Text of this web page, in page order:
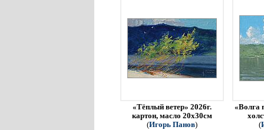
«Тёплый ветер» 2026г.
картон, масло 20х30см
(Игорь Панов)
«Волга
(